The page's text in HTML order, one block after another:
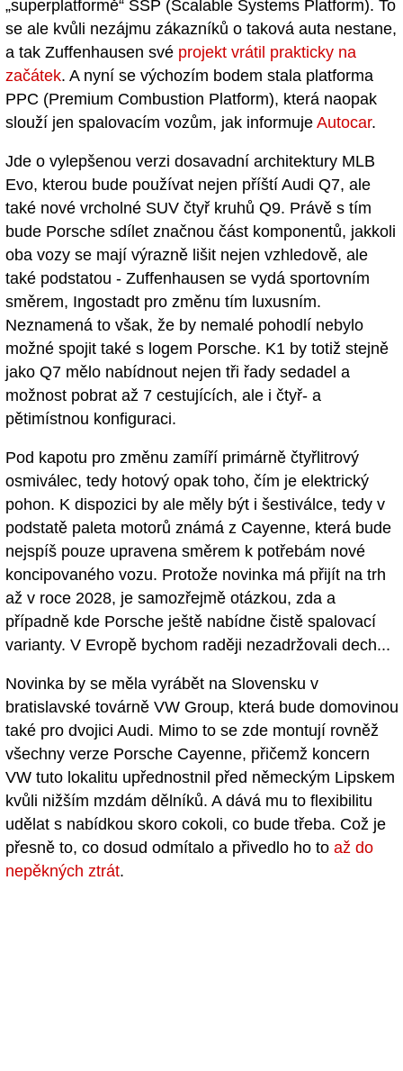
„superplatformě“ SSP (Scalable Systems Platform). To
se ale kvůli nezájmu zákazníků o taková auta nestane,
a tak Zuffenhausen své projekt vrátil prakticky na
začátek. A nyní se výchozím bodem stala platforma
PPC (Premium Combustion Platform), která naopak
slouží jen spalovacím vozům, jak informuje Autocar.
Jde o vylepšenou verzi dosavadní architektury MLB
Evo, kterou bude používat nejen příští Audi Q7, ale
také nové vrcholné SUV čtyř kruhů Q9. Právě s tím
bude Porsche sdílet značnou část komponentů, jakkoli
oba vozy se mají výrazně lišit nejen vzhledově, ale
také podstatou - Zuffenhausen se vydá sportovním
směrem, Ingostadt pro změnu tím luxusním.
Neznamená to však, že by nemalé pohodlí nebylo
možné spojit také s logem Porsche. K1 by totiž stejně
jako Q7 mělo nabídnout nejen tři řady sedadel a
možnost pobrat až 7 cestujících, ale i čtyř- a
pětimístnou konfiguraci.
Pod kapotu pro změnu zamíří primárně čtyřlitrový
osmiválec, tedy hotový opak toho, čím je elektrický
pohon. K dispozici by ale měly být i šestiválce, tedy v
podstatě paleta motorů známá z Cayenne, která bude
nejspíš pouze upravena směrem k potřebám nové
koncipovaného vozu. Protože novinka má přijít na trh
až v roce 2028, je samozřejmě otázkou, zda a
případně kde Porsche ještě nabídne čistě spalovací
varianty. V Evropě bychom raději nezadržovali dech...
Novinka by se měla vyrábět na Slovensku v
bratislavské továrně VW Group, která bude domovinou
také pro dvojici Audi. Mimo to se zde montují rovněž
všechny verze Porsche Cayenne, přičemž koncern
VW tuto lokalitu upřednostnil před německým Lipskem
kvůli nižším mzdám dělníků. A dává mu to flexibilitu
udělat s nabídkou skoro cokoli, co bude třeba. Což je
přesně to, co dosud odmítalo a přivedlo ho to až do
nepěkných ztrát.